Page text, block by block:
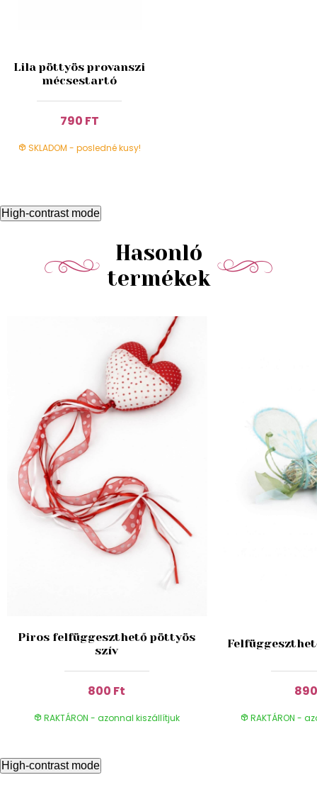
Lila pöttyös provanszi
mécsestartó
790 FT
SKLADOM - posledné kusy!
High-contrast mode
Hasonló
termékek
Piros felfüggeszthető pöttyös
szív
800 Ft
RAKTÁRON - azonnal kiszállítjuk RAKTÁRON -
High-contrast mode